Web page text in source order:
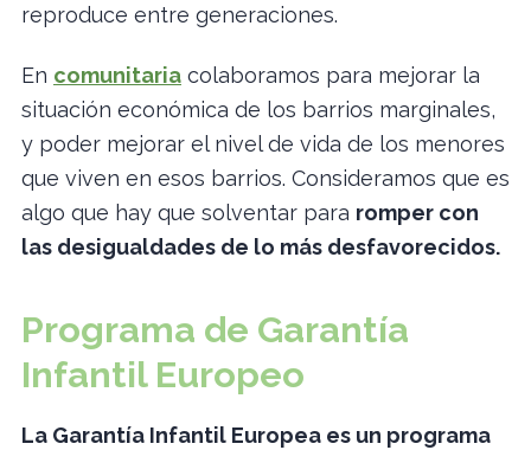
reproduce entre generaciones.
En comunitaria colaboramos para mejorar la
situación económica de los barrios marginales,
y poder mejorar el nivel de vida de los menores
que viven en esos barrios. Consideramos que es
algo que hay que solventar para romper con
las desigualdades de lo más desfavorecidos.
Programa de Garantía
Infantil Europeo
La Garantía Infantil Europea es un programa